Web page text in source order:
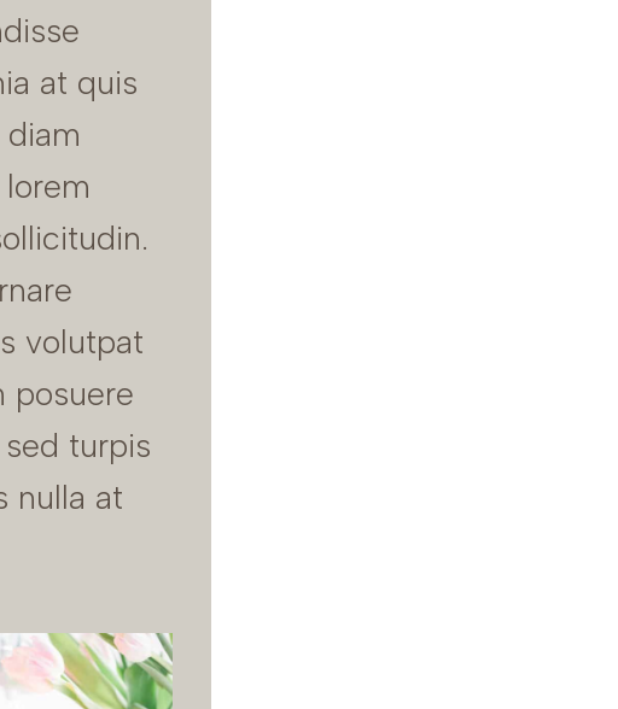
at quis
volutpat
posuere
turpis
nulla at